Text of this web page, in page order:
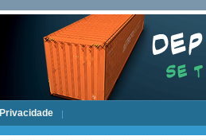
Privacidade